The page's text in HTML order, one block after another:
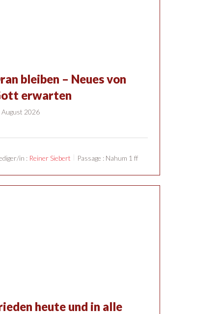
bleiben – Neues von
erwarten
August 2026
in : Reiner Siebert Passage : Nahum 1 ff
heute und in alle